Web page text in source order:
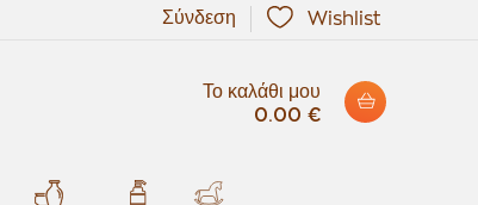
Wishlist
Σύνδεση
Το καλάθι μου
0.00 €